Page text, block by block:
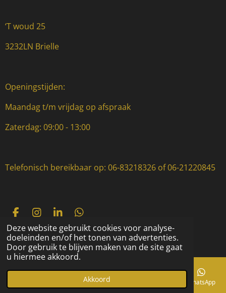
Deze website gebruikt cookies voor analyse-
doeleinden en/of het tonen van advertenties.
Door gebruik te blijven maken van de site gaat
u hiermee akkoord.
Akkoord
‘T woud 25
3232LN Brielle
Openingstijden:
Maandag t/m vrijdag op afspraak
Zaterdag: 09:00 - 13:00
Telefonisch bereikbaar op: 06-83218326 of 06-21220845
F
a
c
e
b
o
I
n
s
t
a
r
L
n
k
e
I
W
h
a
t
s
p
p
© 2022 - 2026 Mgl montage & service
Powered byJouwWeb
Telefoonnummer WhatsApp